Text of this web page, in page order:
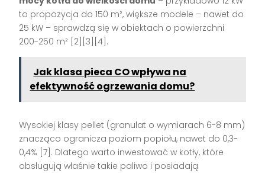
to propozycja do 150 m², większe modele – nawet do
25 kW – sprawdzą się w obiektach o powierzchni
200-250 m² [2][3][4].
Jak klasa pieca CO wpływa na
efektywność ogrzewania domu?
Wysokiej klasy pellet (granulat o wymiarach 6-8 mm)
znacząco ogranicza poziom popiołu, nawet do 0,3-
0,4% [7]. Dlatego warto inwestować w kotły, które
obsługują właśnie takie paliwo i posiadają